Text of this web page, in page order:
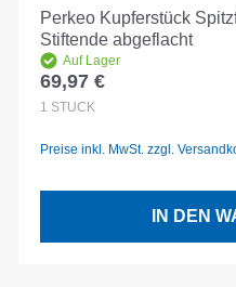
Perkeo Kupferstück
Stiftende abgeflacht
Auf Lager
Regulärer Preis:
69,97 €
1 STÜCK
Preise inkl. MwSt. zzgl.
IN DEN